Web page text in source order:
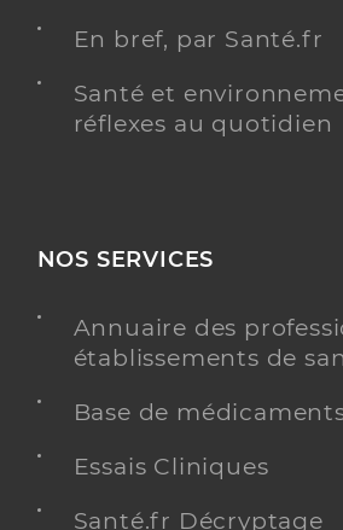
En bref, par Santé.fr
Santé et
réflexes au quotidien
NOS SERVICES
Annuaire des
établissements de
Base de
Essais Cliniques
Santé.fr Décryptage